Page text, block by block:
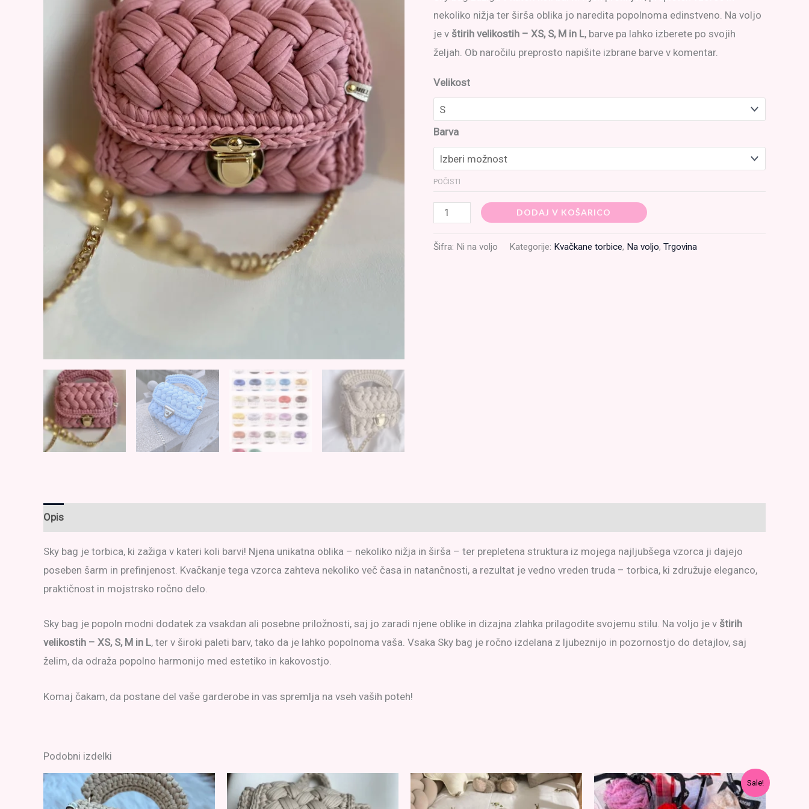
od
120,00 €
nekoliko nižja ter širša oblika jo naredita popolnoma edinstveno. Na voljo
je v štirih velikostih – XS, S, M in L, barve pa lahko izberete po svojih
željah. Ob naročilu preprosto napišite izbrane barve v komentar.
Velikost
Barva
POČISTI
Sky
količina
DODAJ V KOŠARICO
Šifra: Ni na voljo Kategorije: Kvačkane torbice, Na voljo, Trgovina
Opis
Sky bag je torbica, ki zažiga v kateri koli barvi! Njena unikatna oblika – nekoliko nižja in širša – ter prepletena struktura iz mojega najljubšega vzorca ji dajejo
poseben šarm in prefinjenost. Kvačkanje tega vzorca zahteva nekoliko več časa in natančnosti, a rezultat je vedno vreden truda – torbica, ki združuje eleganco,
praktičnost in mojstrsko ročno delo.
Sky bag je popoln modni dodatek za vsakdan ali posebne priložnosti, saj jo zaradi njene oblike in dizajna zlahka prilagodite svojemu stilu. Na voljo je v štirih
velikostih – XS, S, M in L, ter v široki paleti barv, tako da je lahko popolnoma vaša. Vsaka Sky bag je ročno izdelana z ljubeznijo in pozornostjo do detajlov, saj
želim, da odraža popolno harmonijo med estetiko in kakovostjo.
Komaj čakam, da postane del vaše garderobe in vas spremlja na vseh vaših poteh!
Podobni izdelki
Sale!